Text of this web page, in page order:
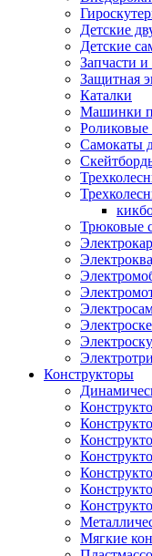
Детские
Детские
Запчасти и
Защитная
Каталки
Машинки
Роликовые
Самокаты
Трюковые
Конструкторы
Мягкие